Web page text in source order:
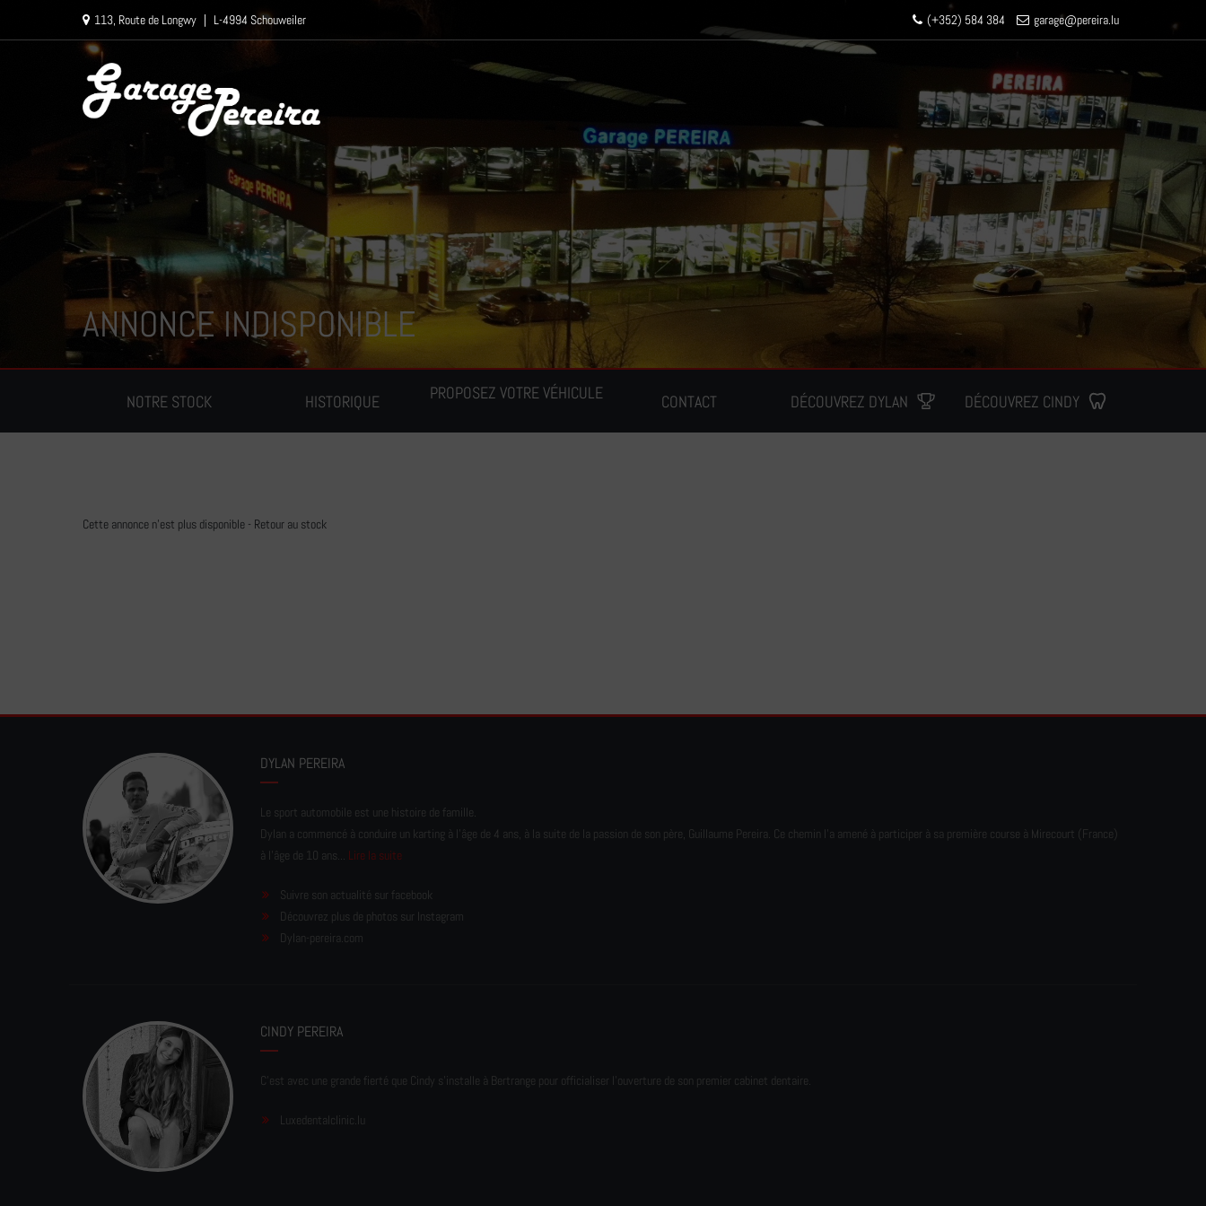
113, Route de Longwy | L-4994 Schouweiler (+352) 584 384 garage@pereira.lu
NOTRE STOCK HISTORIQUE PROPOSEZ VOTRE VÉHICULE CONTACT DÉCOUVREZ DYLAN DÉCOUVREZ CINDY
ANNONCE INDISPONIBLE
Cette annonce n'est plus disponible - Retour au stock
DYLAN PEREIRA
Le sport automobile est une histoire de famille.
Dylan a commencé à conduire un karting à l’âge de 4 ans, à la suite de la passion de son père, Guillaume Pereira. Ce chemin l'a amené à participer à sa première course à Mirecourt (France)
à l'âge de 10 ans... Lire la suite
Suivre son actualité sur facebook
Découvrez plus de photos sur Instagram
Dylan-pereira.com
CINDY PEREIRA
C'est avec une grande fierté que Cindy s'installe à Bertrange pour officialiser l'ouverture de son premier cabinet dentaire.
Luxedentalclinic.lu